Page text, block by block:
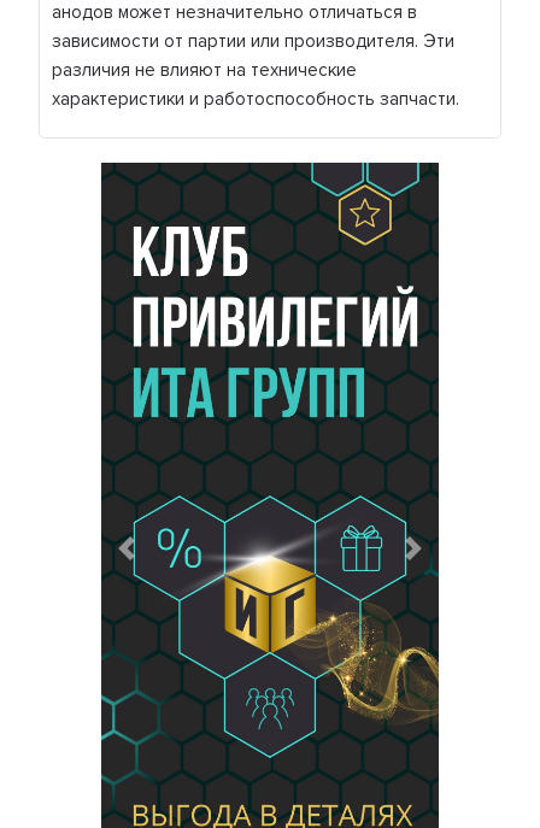
анодов может незначительно отличаться в
зависимости от партии или производителя. Эти
различия не влияют на технические
характеристики и работоспособность запчасти.
Предыдущий Следующий